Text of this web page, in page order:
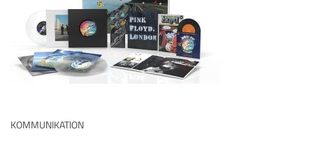
KOMMUNIKATION